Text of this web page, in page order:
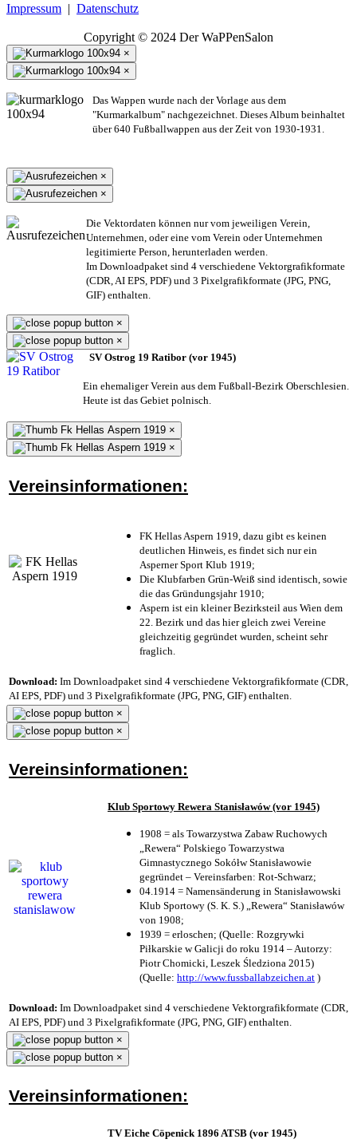
Impressum | Datenschutz
Copyright © 2024 Der WaPPenSalon
×
×
Das Wappen wurde nach der Vorlage aus dem
"Kurmarkalbum" nachgezeichnet. Dieses Album beinhaltet
über 640 Fußballwappen aus der Zeit von 1930-1931.
×
×
Die Vektordaten können nur vom jeweiligen Verein,
Unternehmen, oder eine vom Verein oder Unternehmen
legitimierte Person, herunterladen werden.
Im Downloadpaket sind 4 verschiedene Vektorgrafikformate
(CDR, AI EPS, PDF) und 3 Pixelgrafikformate (JPG, PNG,
GIF) enthalten.
×
×
SV Ostrog 19 Ratibor (vor 1945)
Ein ehemaliger Verein aus dem Fußball-Bezirk Oberschlesien.
Heute ist das Gebiet polnisch.
×
×
Vereinsinformationen:
FK Hellas Aspern 1919, dazu gibt es keinen
deutlichen Hinweis, es findet sich nur ein
Asperner Sport Klub 1919;
Die Klubfarben Grün-Weiß sind identisch, sowie
die das Gründungsjahr 1910;
Aspern ist ein kleiner Bezirksteil aus Wien dem
22. Bezirk und das hier gleich zwei Vereine
gleichzeitig gegründet wurden, scheint sehr
fraglich.
Download: Im Downloadpaket sind 4 verschiedene Vektorgrafikformate (CDR,
AI EPS, PDF) und 3 Pixelgrafikformate (JPG, PNG, GIF) enthalten.
×
×
Vereinsinformationen:
Klub Sportowy Rewera Stanisławów (vor 1945)
1908 = als Towarzystwa Zabaw Ruchowych
„Rewera“ Polskiego Towarzystwa
Gimnastycznego Sokółw Stanisławowie
gegründet – Vereinsfarben: Rot-Schwarz;
04.1914 = Namensänderung in Stanisławowski
Klub Sportowy (S. K. S.) „Rewera“ Stanisławów
von 1908;
1939 = erloschen; (Quelle: Rozgrywki
Piłkarskie w Galicji do roku 1914 – Autorzy:
Piotr Chomicki, Leszek Śledziona 2015)
(Quelle: http://www.fussballabzeichen.at )
Download: Im Downloadpaket sind 4 verschiedene Vektorgrafikformate (CDR,
AI EPS, PDF) und 3 Pixelgrafikformate (JPG, PNG, GIF) enthalten.
×
×
Vereinsinformationen:
TV Eiche Cöpenick 1896 ATSB (vor 1945)